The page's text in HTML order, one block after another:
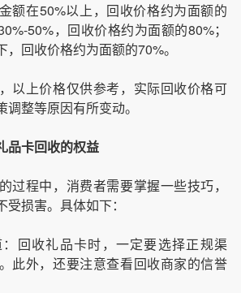
在50%以上，回收价格约为面额的
50%，回收价格约为面额的80%；
回收价格约为面额的70%。
上价格仅供参考，实际回收价格可
整等原因有所变动。
品卡回收的权益
程中，消费者需要掌握一些技巧，
损害。具体如下：
收礼品卡时，一定要选择正规渠
此外，还要注意查看回收商家的信誉